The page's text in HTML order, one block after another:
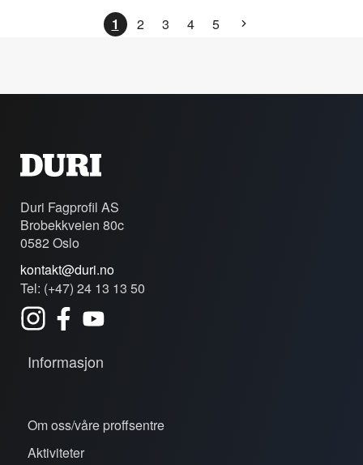
1 2 3 4 5
Duri Fagprofil AS
Brobekkveien 80c
0582 Oslo
kontakt@duri.no
Tel: (+47) 24 13 13 50
Informasjon
Om oss/våre proffsentre
Aktiviteter